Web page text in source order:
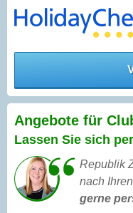
Angebote für
Lassen Sie sich
Republik
nach
gerne